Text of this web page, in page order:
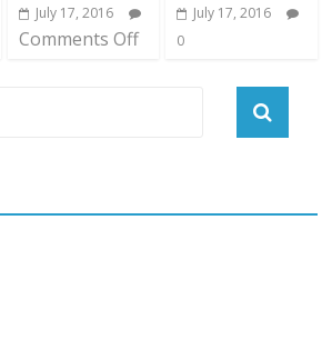
July 17, 2016
Comments Off
July 17, 2016
0